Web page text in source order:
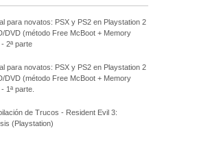
para novatos: PSX y PS2 en Playstation 2
DVD (método Free McBoot + Memory
2ª parte
para novatos: PSX y PS2 en Playstation 2
DVD (método Free McBoot + Memory
1ª parte.
de Trucos - Resident Evil 3:
(Playstation)